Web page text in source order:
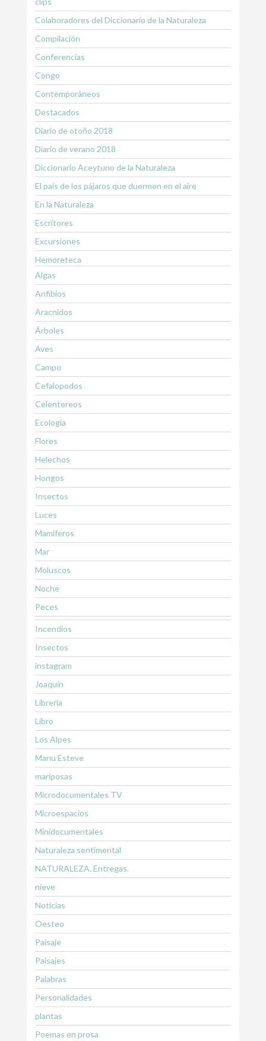
Colaboradores del Diccionario de la Naturaleza
Compilación
Conferencias
Congo
Contemporáneos
Destacados
Diario de otoño 2018
Diario de verano 2018
Diccionario Aceytuno de la Naturaleza
El país de los pájaros que duermen en el aire
En la Naturaleza
Escritores
Excursiones
Hemoreteca
Algas
Anfibios
Aracnidos
Árboles
Aves
Campo
Cefalopodos
Celentereos
Ecología
Flores
Helechos
Hongos
Insectos
Luces
Mamiferos
Mar
Moluscos
Noche
Peces
Incendios
Insectos
instagram
Joaquín
Librería
Libro
Los Alpes
Manu Esteve
mariposas
Microdocumentales TV
Microespacios
Minidocumentales
Naturaleza sentimental
NATURALEZA. Entregas.
nieve
Noticias
Oesteo
Paisaje
Paisajes
Palabras
Personalidades
plantas
Poemas en prosa